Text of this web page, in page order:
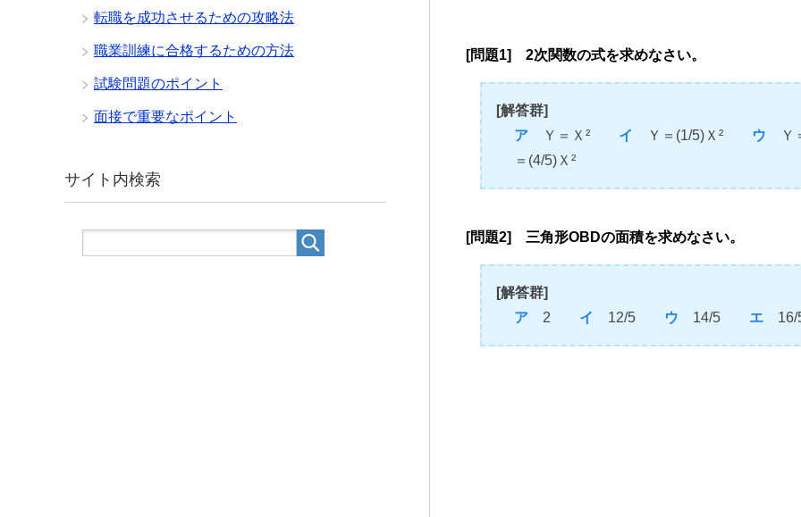
[問題1] 2次関数の式を求めなさい。
[解答群]
ア Ｙ＝Ｘ² イ Ｙ＝(1/5)Ｘ² ウ Ｙ
＝(4/5)Ｘ²
[問題2] 三角形OBDの面積を求めなさい。
[解答群]
ア 2 イ 12/5 ウ 14/5 エ
転職を成功させるための攻略法
職業訓練に合格するための方法
試験問題のポイント
面接で重要なポイント
サイト内検索